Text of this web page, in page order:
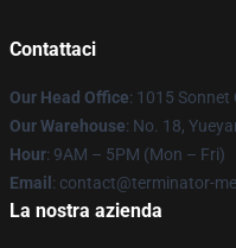
Contattaci
Our Head Office: 1015 Sonnet
Our Warehouse: No. 18,
Hour: 9AM – 5PM (Mon – Fri)
Email : contact@terminator-
La nostra azienda